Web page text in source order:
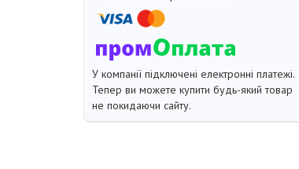
У компанії підключені електронні платежі.
Тепер ви можете купити будь-який товар
не покидаючи сайту.